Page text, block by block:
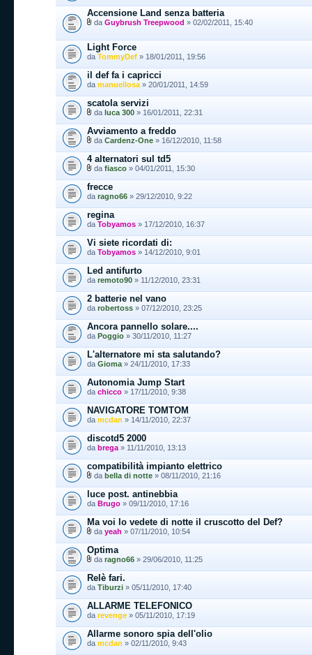
Accensione Land senza batteria
da Guybrush Treepwood » 02/02/2011, 15:40
Light Force
da TommyDef » 18/01/2011, 19:56
il def fa i capricci
da manuellosa » 20/01/2011, 14:59
scatola servizi
da luca 300 » 16/01/2011, 22:31
Avviamento a freddo
da Cardenz-One » 16/12/2010, 11:58
4 alternatori sul td5
da fiasco » 04/01/2011, 15:30
frecce
da ragno66 » 29/12/2010, 9:22
regina
da Tobyamos » 17/12/2010, 16:37
Vi siete ricordati di:
da Tobyamos » 14/12/2010, 9:01
Led antifurto
da remoto90 » 11/12/2010, 23:31
2 batterie nel vano
da robertoss » 07/12/2010, 23:25
Ancora pannello solare....
da Poggio » 30/11/2010, 11:27
L'alternatore mi sta salutando?
da Gioma » 24/11/2010, 17:33
Autonomia Jump Start
da chicco » 17/11/2010, 9:38
NAVIGATORE TOMTOM
da mcdan » 14/11/2010, 22:37
discotd5 2000
da brega » 11/11/2010, 13:13
compatibilità impianto elettrico
da bella di notte » 08/11/2010, 21:16
luce post. antinebbia
da Brugo » 09/11/2010, 17:16
Ma voi lo vedete di notte il cruscotto del Def?
da yeah » 07/11/2010, 10:54
Optima
da ragno66 » 29/06/2010, 11:25
Relè fari.
da Tiburzi » 05/11/2010, 17:40
ALLARME TELEFONICO
da revenge » 05/11/2010, 17:19
Allarme sonoro spia dell'olio
da mcdan » 02/11/2010, 9:43